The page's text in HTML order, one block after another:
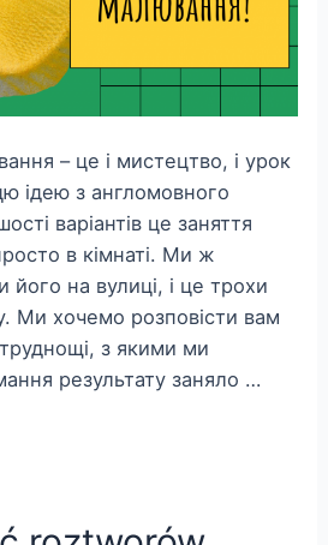
– це і мистецтво, і урок
ідею з англомовного
варіантів це заняття
в кімнаті. Ми ж
його на вулиці, і це трохи
Ми хочемо розповісти вам
з якими ми
результату заняло …